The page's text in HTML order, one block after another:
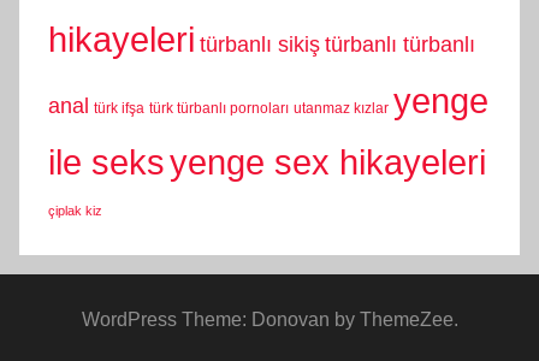
hikayeleri türbanlı sikiş türbanlı türbanlı
anal türk ifşa türk türbanlı pornoları utanmaz kızlar yenge
ile seksyenge sex hikayeleri
çiplak kiz
WordPress Theme: Donovan by ThemeZee.